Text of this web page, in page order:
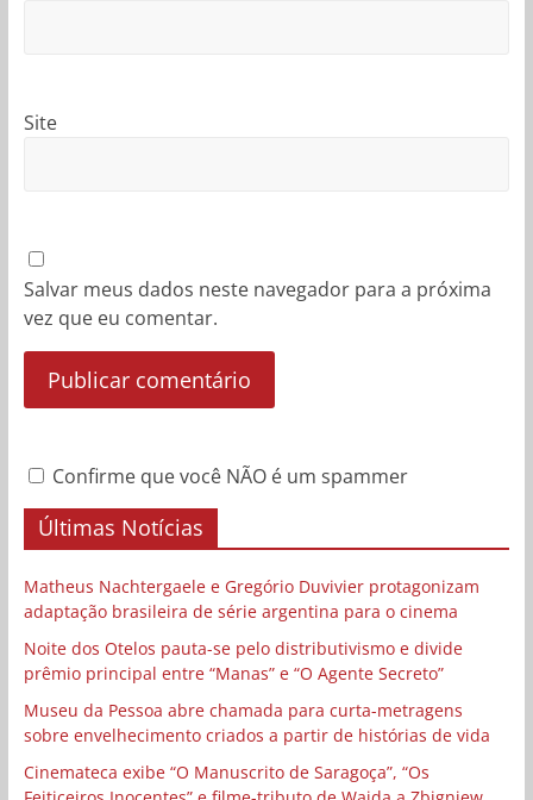
Site
Salvar meus dados neste navegador para a próxima
vez que eu comentar.
Confirme que você NÃO é um spammer
Últimas Notícias
Matheus Nachtergaele e Gregório Duvivier protagonizam
adaptação brasileira de série argentina para o cinema
Noite dos Otelos pauta-se pelo distributivismo e divide
prêmio principal entre “Manas” e “O Agente Secreto”
Museu da Pessoa abre chamada para curta-metragens
sobre envelhecimento criados a partir de histórias de vida
Cinemateca exibe “O Manuscrito de Saragoça”, “Os